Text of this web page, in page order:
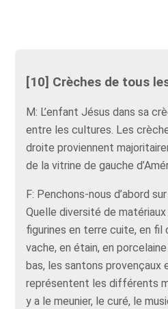
[10] Crèches de tous
M: L’enfant Jésus dans sa
entre les cultures. Les
droite proviennent
de la vitrine de gauche
F: Penchons-nous d’abord
Quelle diversité de
figurines en terre cuite, en fil
vache, en étain, en
bas, les santons provençaux
représentent les différents
y a le meunier, le curé, le